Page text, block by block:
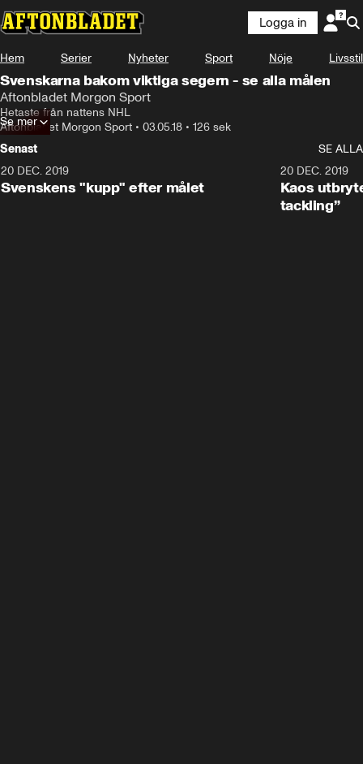
Logga in
Hem Serier Nyheter Sport Nöje Livsstil
Svenskarna bakom viktiga segern - se alla målen
Aftonbladet Morgon Sport
Hetaste från nattens NHL
Aftonbladet Morgon Sport • 03.05.18 • 126 sek
Se mer
Senast
SE ALLA
20 DEC. 2019
Svenskens "kupp" efter målet
20 DEC. 2019
Kaos
tackling”